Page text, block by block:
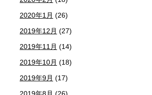
2020年1月 (26)
2019年12月 (27)
2019年11月 (14)
2019年10月 (18)
2019年9月 (17)
2019年8月 (26)